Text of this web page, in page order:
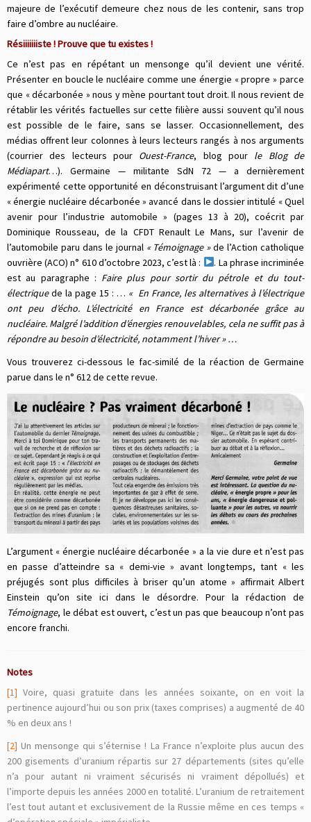
majeure de l’exécutif demeure chez nous de les contenir, sans trop
faire d’ombre au nucléaire.
Résiiiiiiiste ! Prouve que tu existes !
Ce n’est pas en répétant un mensonge qu’il devient une vérité.
Présenter en boucle le nucléaire comme une énergie « propre » parce
que « décarbonée » nous y mène pourtant tout droit. Il nous revient de
rétablir les vérités factuelles sur cette filière aussi souvent qu’il nous
est possible de le faire, sans se lasser. Occasionnellement, des
médias offrent leur colonnes à leurs lecteurs rangés à nos arguments
(courrier des lecteurs pour Ouest-France, blog pour le Blog de
Médiapart…). Germaine — militante SdN 72 — a dernièrement
expérimenté cette opportunité en déconstruisant l’argument dit d’une
« énergie nucléaire décarbonée » avancé dans le dossier intitulé « Quel
avenir pour l’industrie automobile » (pages 13 à 20), coécrit par
Dominique Rousseau, de la CFDT Renault Le Mans, sur l’avenir de
l’automobile paru dans le journal « Témoignage »de l’Action catholique
ouvrière (ACO) n° 610 d’octobre 2023, c’est là :
. La phrase incriminée
est au paragraphe : Faire plus pour sortir du pétrole et du tout-
électriquede la page 15 : … « En France, les alternatives à l’électrique
ont peu d’écho. L’électricité en France est décarbonée grâce au
nucléaire. Malgré l’addition d’énergies renouvelables, cela ne suffit pas à
répondre au besoin d’électricité, notamment l’hiver » …
Vous trouverez ci-dessous le fac-similé de la réaction de Germaine
parue dans le n° 612 de cette revue.
L’argument « énergie nucléaire décarbonée » a la vie dure et n’est pas
en passe d’atteindre sa « demi-vie » avant longtemps, tant « les
préjugés sont plus difficiles à briser qu’un atome » affirmait Albert
Einstein qu’on site ici dans le désordre. Pour la rédaction de
Témoignage, le débat est ouvert, c’est un pas que beaucoup n’ont pas
encore franchi.
Notes
[1] Voire, quasi gratuite dans les années soixante, on en voit la
pertinence aujourd’hui ou son prix (taxes comprises) a augmenté de 40
% en deux ans !
[2] Un mensonge qui s’éternise ! La France n’exploite plus aucun des
200 gisements d’uranium répartis sur 27 départements (sites qu’elle
n’a pour autant ni vraiment sécurisés ni vraiment dépollués) et
l’importe depuis les années 2000 en totalité. L’uranium de retraitement
l’est tout autant et exclusivement de la Russie même en ces temps «